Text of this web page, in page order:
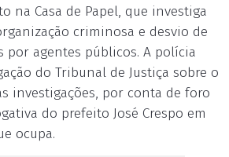
na Casa de Papel, que investiga
criminosa e desvio de
por agentes públicos. A polícia
do Tribunal de Justiça sobre o
investigações, por conta de foro
do prefeito José Crespo em
ocupa.